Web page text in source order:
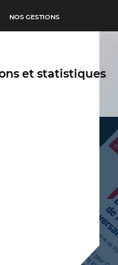
NOS GESTIONS
et statistiques